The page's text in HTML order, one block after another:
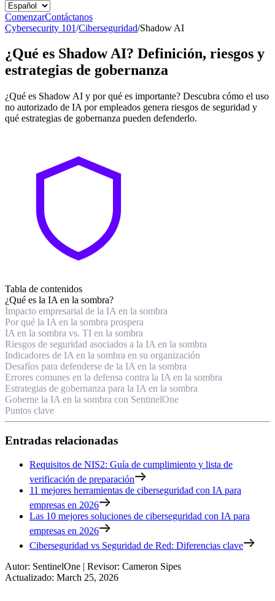
ComenzarContáctanos
Cybersecurity 101/Ciberseguridad/Shadow AI
¿Qué es Shadow AI? Definición, riesgos y
estrategias de gobernanza
¿Qué es Shadow AI y por qué es importante? Descubra cómo el uso
no autorizado de IA por empleados genera riesgos de seguridad y
qué estrategias de gobernanza pueden defenderlo.
Tabla de contenidos
¿Qué es la IA en la sombra?
Impacto empresarial de la IA en la sombra
Por qué la IA en la sombra prospera
IA en la sombra vs. TI en la sombra
Riesgos de seguridad asociados a la IA en la sombra
Indicadores de IA en la sombra en su organización
Desafíos para defenderse de la IA en la sombra
Errores comunes en la defensa contra la IA en la sombra
Estrategias de gobernanza para la IA en la sombra
Goberne la IA en la sombra con SentinelOne
Puntos clave
Entradas relacionadas
Requisitos de NIS2: Guía de cumplimiento y lista de
verificación de preparación
11 mejores herramientas de ciberseguridad con IA para
empresas en 2026
Las 10 mejores soluciones de ciberseguridad con IA para
empresas en 2026
Ciberseguridad vs Seguridad de Red: Diferencias clave
Autor: SentinelOne | Revisor: Cameron Sipes
Actualizado: March 25, 2026